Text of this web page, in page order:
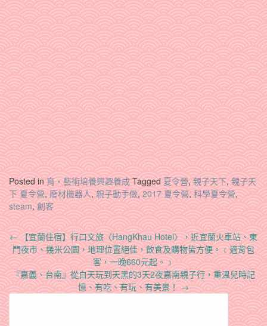
Posted in育‧藝術培養興趣養成Tagged夏令營,親子天下,親子天
下 夏令營,廢材機器人,親子動手做,2017 夏令營,科學夏令營,
steam,創客
Post
navigation
←【宜蘭住宿】行口文旅〈HangKhau Hotel〉，近宜蘭火車站、東
門夜市、幾米公園，地理位置絕佳，飲食及購物皆方便。﹝適背包
客，一晚660元起。﹞
『嘉義、台南』從白天玩到天黑的3天2夜嘉南親子行，重溫兒時記
憶、有吃、有玩、有美景！→